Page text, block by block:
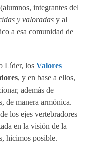
integrantes del
y valoradas y al
a esa comunidad de
Líder, los Valores
, y en base a ellos,
además de
de manera armónica.
los ejes vertebradores
en la visión de la
hicimos posible.